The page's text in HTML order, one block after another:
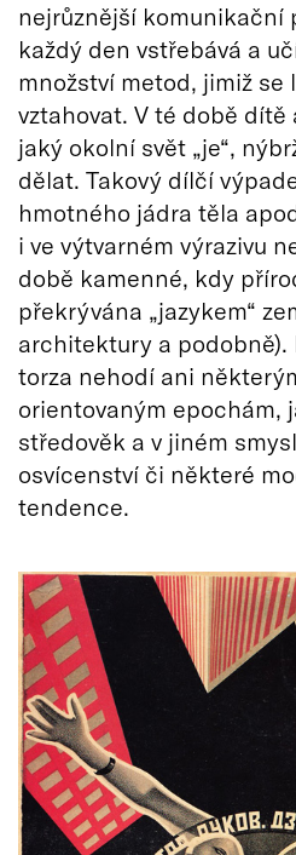
nejrůznější komunikační
každý den vstřebává a
množství metod, jimiž se
vztahovat. V té době dítě
jaký okolní svět „je“,
dělat. Takový dílčí
hmotného jádra těla
i ve výtvarném výrazivu
době kamenné, kdy
překrývána „jazykem“
architektury a podobně).
torza nehodí ani
orientovaným epochám,
středověk a v jiném
osvícenství či některé
tendence.